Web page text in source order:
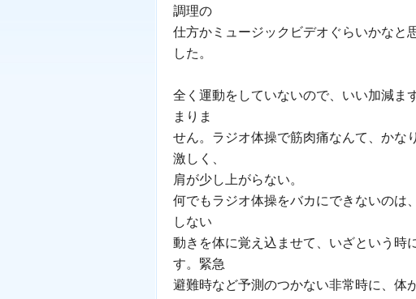
調理の
仕方かミュージックビデオぐらいかなと
した。
全く運動をしていないので、いい加減ま
まりま
せん。ラジオ体操で筋肉痛なんて、かな
激しく、
肩が少し上がらない。
何でもラジオ体操をバカにできないのは
しない
動きを体に覚え込ませて、いざという時
す。緊急
避難時など予測のつかない非常時に、体